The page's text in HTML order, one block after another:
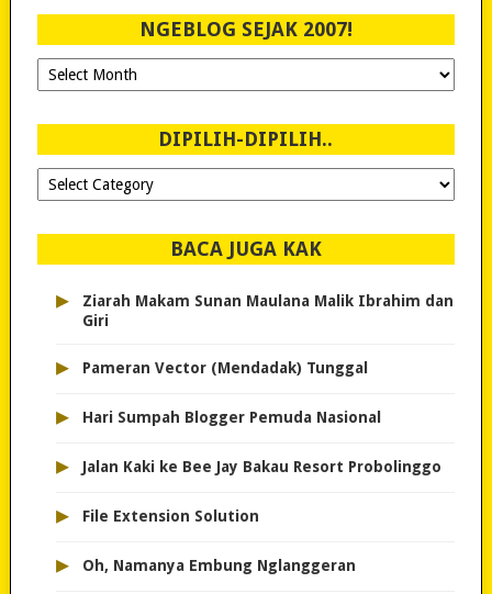
NGEBLOG SEJAK 2007!
Ngeblog
Sejak
DIPILIH-DIPILIH..
Dipilih-
dipilih..
BACA JUGA KAK
▸
Ziarah Makam Sunan Maulana Malik Ibrahim dan
Giri
▸ Pameran Vector (Mendadak) Tunggal
▸ Hari Sumpah Blogger Pemuda Nasional
▸ Jalan Kaki ke Bee Jay Bakau Resort Probolinggo
▸ File Extension Solution
▸ Oh, Namanya Embung Nglanggeran